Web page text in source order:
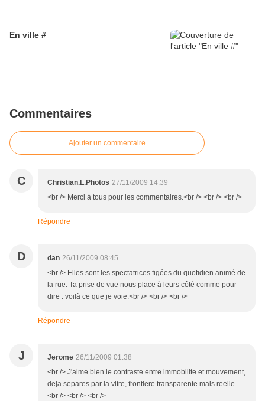
En ville #
Commentaires
Ajouter un commentaire
C Christian.L.Photos 27/11/2009 14:39
<br /> Merci à tous pour les commentaires.<br /> <br /> <br />
Répondre
D dan 26/11/2009 08:45
<br /> Elles sont les spectatrices figées du quotidien animé de
la rue. Ta prise de vue nous place à leurs côté comme pour
dire : voilà ce que je voie.<br /> <br /> <br />
Répondre
J Jerome 26/11/2009 01:38
<br /> J'aime bien le contraste entre immobilite et mouvement,
deja separes par la vitre, frontiere transparente mais reelle.
<br /> <br /> <br />